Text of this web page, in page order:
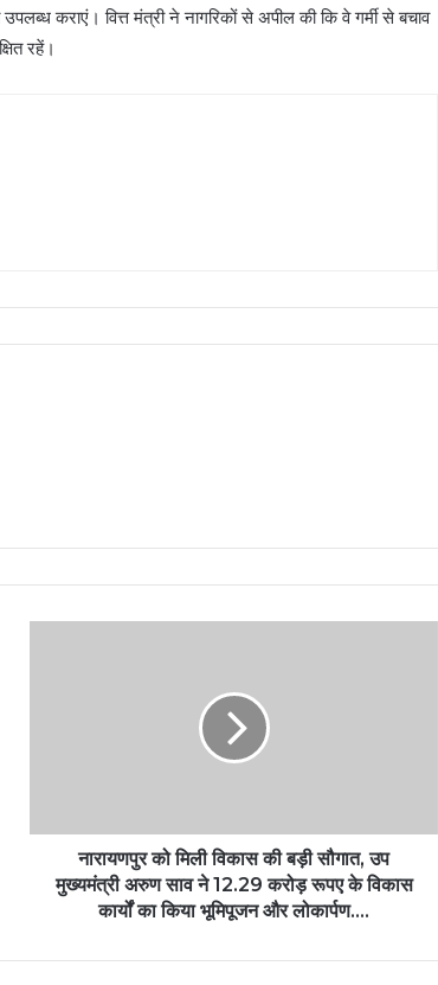
कराएं। वित्त मंत्री ने नागरिकों से अपील की कि वे गर्मी से बचाव
रहें।
नारायणपुर को मिली विकास की बड़ी सौगात, उप
मुख्यमंत्री अरुण साव ने 12.29 करोड़ रूपए के विकास
कार्यों का किया भूमिपूजन और लोकार्पण….